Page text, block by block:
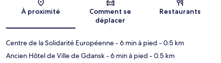
Carte
À proximité
Comment se
déplacer
Restaurants
Centre de la Solidarité Européenne- 6 min à pied - 0.5 km
Ancien Hôtel de Ville de Gdansk- 6 min à pied - 0.5 km